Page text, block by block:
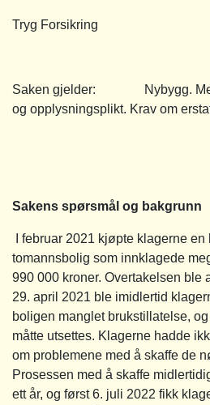
Tryg Forsikring
Saken gjelder: Nybygg.
og opplysningsplikt. Krav om
Sakens spørsmål og bakgrunn
I februar 2021 kjøpte klagerne
tomannsbolig som innklagede
990 000 kroner. Overtakelsen ble
29. april 2021 ble imidlertid
boligen manglet brukstillatelse,
måtte utsettes. Klagerne hadde
om problemene med å skaffe de
Prosessen med å skaffe
ett år, og først 6. juli 2022 fikk